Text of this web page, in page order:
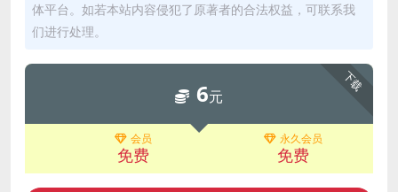
体平台。如若本站内容侵犯了原著者的合法权益，可联系我
们进行处理。
下载
6元
会员
免费
永久会员
免费